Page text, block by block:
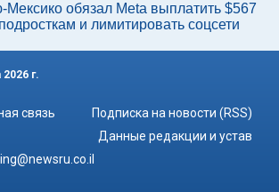
обязал Meta выплатить $567
и лимитировать соцсети
2026 г.
связь
Подписка на новости (RSS)
Данные редакции и устав